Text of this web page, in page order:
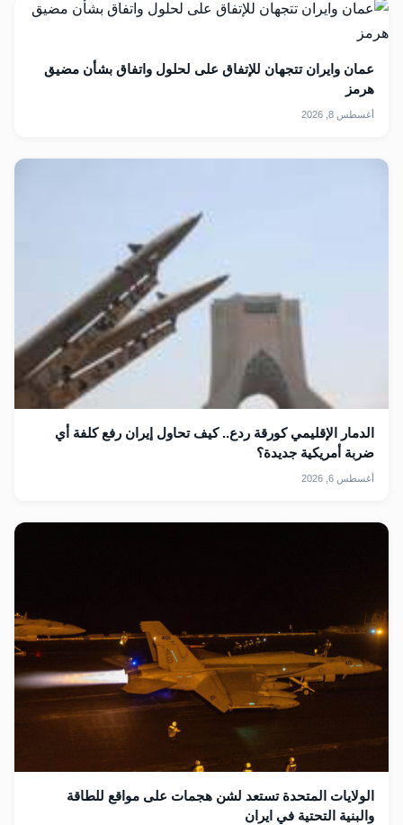
عمان وايران تتجهان للإتفاق على لحلول واتفاق بشأن مضيق
هرمز
أغسطس 8, 2026
الدمار الإقليمي كورقة ردع.. كيف تحاول إيران رفع كلفة أي
ضربة أمريكية جديدة؟
أغسطس 6, 2026
الولايات المتحدة تستعد لشن هجمات على مواقع للطاقة
والبنية التحتية في ايران